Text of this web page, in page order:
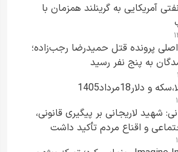
آمریکایی به گرینلند همزمان با
پرونده قتل حمیدرضا رجب‌زاده؛
به پنج نفر رسید
شهید لاریجانی بر پیگیری قانونی،
و اقناع مردم تأکید داشت